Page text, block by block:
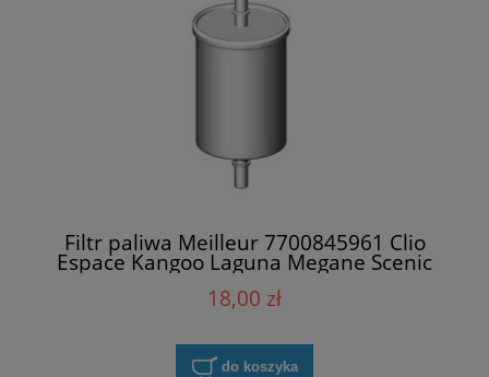
Filtr paliwa Meilleur 7700845961 Clio
Espace Kangoo Laguna Megane Scenic
Thalia Twingo
18,00 zł
do koszyka